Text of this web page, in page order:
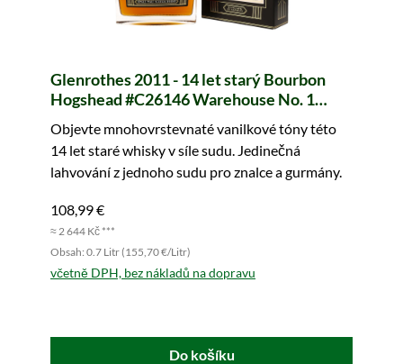
Glenrothes 2011 - 14 let starý Bourbon
Hogshead #C26146 Warehouse No. 1
Objevte mnohovrstevnaté vanilkové tóny této
14 let staré whisky v síle sudu. Jedinečná
lahvování z jednoho sudu pro znalce a gurmány.
108,99 €
≈ 2 644 Kč ***
Obsah: 0.7 Litr (155,70 €/Litr)
včetně DPH, bez nákladů na dopravu
Do košíku